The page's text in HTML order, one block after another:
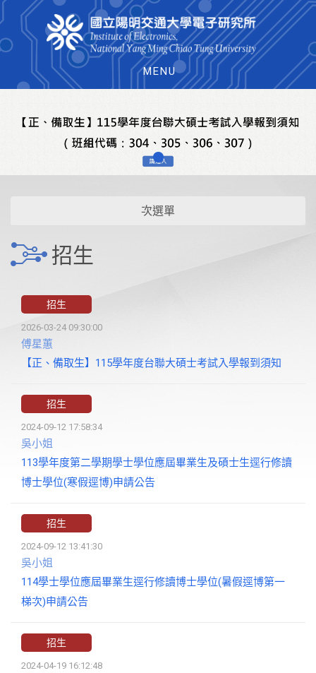
MENU
次選單
招生
招生
2026-03-24 09:30:00
傅星蕙
【正、備取生】115學年度台聯大碩士考試入學報到須知
招生
2024-09-12 17:58:34
吳小姐
113學年度第二學期學士學位應屆畢業生及碩士生逕行修讀
博士學位(寒假逕博)申請公告
招生
2024-09-12 13:41:30
吳小姐
114學士學位應屆畢業生逕行修讀博士學位(暑假逕博第一
梯次)申請公告
招生
2024-04-19 16:12:48